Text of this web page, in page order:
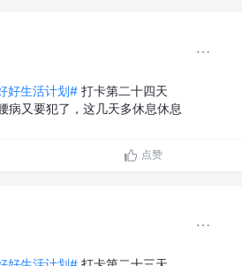
好生活计划# 打卡第二十四天
病又要犯了，这几天多休息休息
点赞